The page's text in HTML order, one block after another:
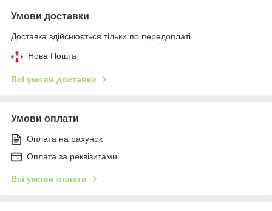
Умови доставки
Доставка здійснюється тільки по передоплаті.
Нова Пошта
Всі умови доставки
Умови оплати
Оплата на рахунок
Оплата за реквізитами
Всі умови оплати